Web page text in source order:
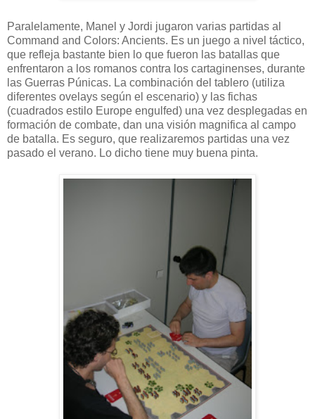
Paralelamente, Manel y Jordi jugaron varias partidas al
Command and Colors: Ancients. Es un juego a nivel táctico,
que refleja bastante bien lo que fueron las batallas que
enfrentaron a los romanos contra los cartaginenses, durante
las Guerras Púnicas. La combinación del tablero (utiliza
diferentes ovelays según el escenario) y las fichas
(cuadrados estilo Europe engulfed) una vez desplegadas en
formación de combate, dan una visión magnifica al campo
de batalla. Es seguro, que realizaremos partidas una vez
pasado el verano. Lo dicho tiene muy buena pinta.